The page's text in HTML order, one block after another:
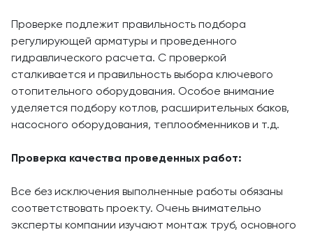
Проверке подлежит правильность подбора
регулирующей арматуры и проведенного
гидравлического расчета. С проверкой
сталкивается и правильность выбора ключевого
отопительного оборудования. Особое внимание
уделяется подбору котлов, расширительных баков,
насосного оборудования, теплообменников и т.д.
Проверка качества проведенных работ:
Все без исключения выполненные работы обязаны
соответствовать проекту. Очень внимательно
эксперты компании изучают монтаж труб, основного